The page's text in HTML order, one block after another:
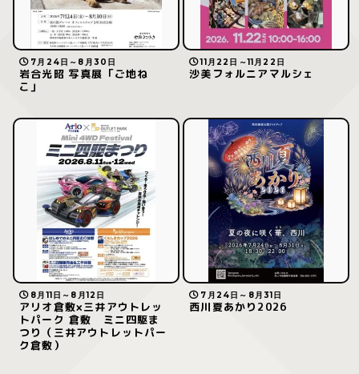
7月24日～8月30日
岩合光昭 写真展「ご地ね
こ」
11月22日～11月22日
沙美フォルニアマルシェ
8月11日～8月12日
アリオ倉敷×三井アウトレッ
トパーク 倉敷 ミニ四駆ま
つり（三井アウトレットパー
ク倉敷）
7月24日～8月31日
西川夏あかり2026